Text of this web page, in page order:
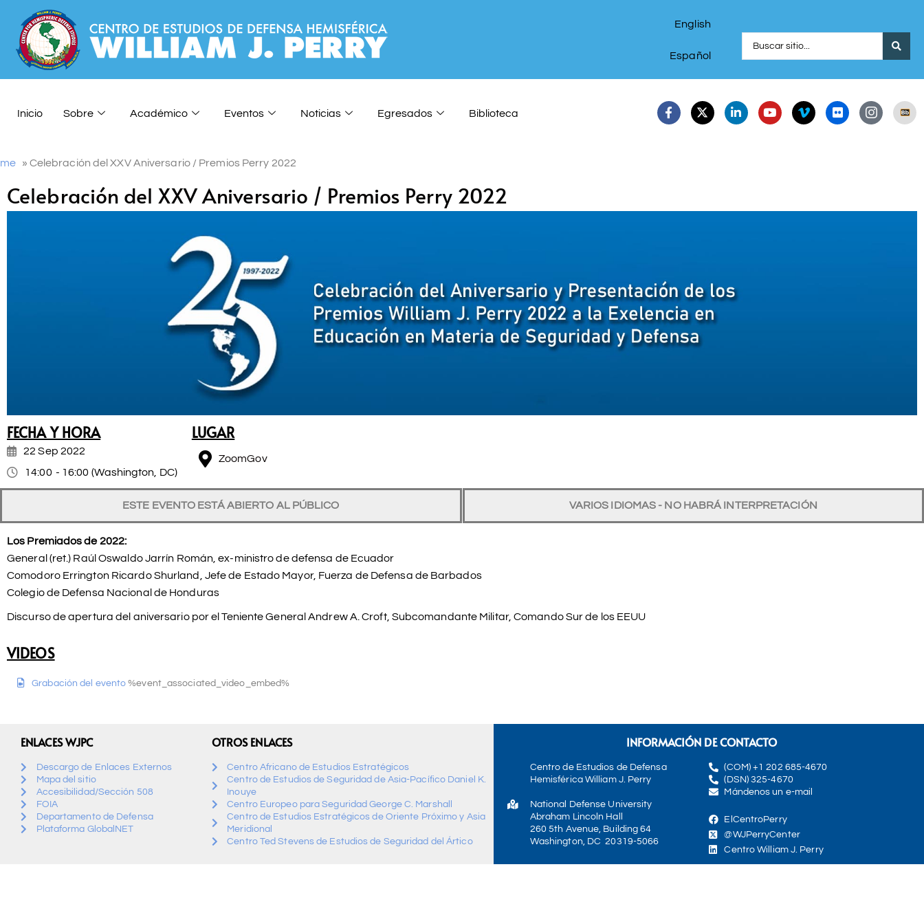
English
Español
Inicio Sobre Académico Eventos Noticias Egresados Biblioteca
» Celebración del XXV Aniversario / Premios Perry 2022
Celebración del XXV Aniversario / Premios Perry 2022
FECHA Y HORA
22 Sep 2022
14:00 - 16:00 (Washington, DC)
LUGAR
ZoomGov
ESTE EVENTO ESTÁ ABIERTO AL PÚBLICO VARIOS IDIOMAS - NO HABRÁ INTERPRETACIÓN
Los Premiados de 2022:
General (ret.) Raúl Oswaldo Jarrín Román, ex-ministro de defensa de Ecuador
Comodoro Errington Ricardo Shurland, Jefe de Estado Mayor, Fuerza de Defensa de Barbados
Colegio de Defensa Nacional de Honduras
Discurso de apertura del aniversario por el Teniente General Andrew A. Croft, Subcomandante Militar, Comando Sur de los EEUU
VIDEOS
Grabación del evento %event_associated_video_embed%
ENLACES WJPC
Descargo de Enlaces Externos
Mapa del sitio
Accesibilidad/Sección 508
FOIA
Departamento de Defensa
Plataforma GlobalNET
OTROS ENLACES
Centro Africano de Estudios Estratégicos
Centro de Estudios de Seguridad de Asia-Pacífico Daniel K.
Inouye
Centro Europeo para Seguridad George C. Marshall
Centro de Estudios Estratégicos de Oriente Próximo y Asia
Meridional
Centro Ted Stevens de Estudios de Seguridad del Ártico
INFORMACIÓN DE CONTACTO
Centro de Estudios de Defensa
Hemisférica William J. Perry
National Defense University
Abraham Lincoln Hall
260 5th Avenue, Building 64
Washington, DC 20319-5066
(COM) +1 202 685-4670
(DSN) 325-4670
Mándenos un e-mail
ElCentroPerry
@WJPerryCenter
Centro William J. Perry